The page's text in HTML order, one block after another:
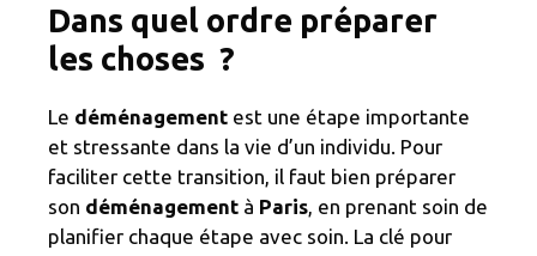
Dans quel ordre préparer
les choses ?
Le déménagement est une étape importante
et stressante dans la vie d’un individu. Pour
faciliter cette transition, il faut bien préparer
son déménagement à Paris, en prenant soin de
planifier chaque étape avec soin. La clé pour